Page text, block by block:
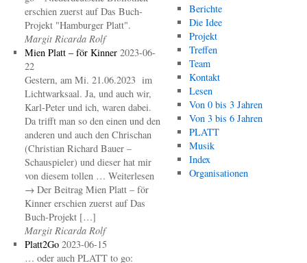
erschien zuerst auf Das Buch-
Projekt "Hamburger Platt".
Margit Ricarda Rolf
Mien Platt – för Kinner 2023-06-
22
Gestern, am Mi. 21.06.2023 im
Lichtwarksaal. Ja, und auch wir,
Karl-Peter und ich, waren dabei.
Da trifft man so den einen und den
anderen und auch den Chrischan
(Christian Richard Bauer –
Schauspieler) und dieser hat mir
von diesem tollen … Weiterlesen
→ Der Beitrag Mien Platt – för
Kinner erschien zuerst auf Das
Buch-Projekt […]
Margit Ricarda Rolf
Platt2Go 2023-06-15
… oder auch PLATT to go:
Berichte
Die Idee
Projekt
Treffen
Team
Kontakt
Lesen
Von 0 bis 3 Jahren
Von 3 bis 6 Jahren
PLATT
Musik
Index
Organisationen